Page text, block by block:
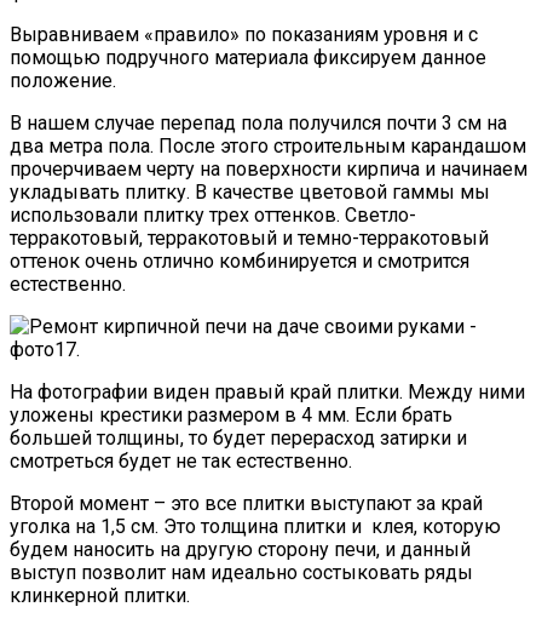
Выравниваем «правило» по показаниям уровня и с
помощью подручного материала фиксируем данное
положение.
В нашем случае перепад пола получился почти 3 см на
два метра пола. После этого строительным карандашом
прочерчиваем черту на поверхности кирпича и начинаем
укладывать плитку. В качестве цветовой гаммы мы
использовали плитку трех оттенков. Светло-
терракотовый, терракотовый и темно-терракотовый
оттенок очень отлично комбинируется и смотрится
естественно.
На фотографии виден правый край плитки. Между ними
уложены крестики размером в 4 мм. Если брать
большей толщины, то будет перерасход затирки и
смотреться будет не так естественно.
Второй момент – это все плитки выступают за край
уголка на 1,5 см. Это толщина плитки и клея, которую
будем наносить на другую сторону печи, и данный
выступ позволит нам идеально состыковать ряды
клинкерной плитки.